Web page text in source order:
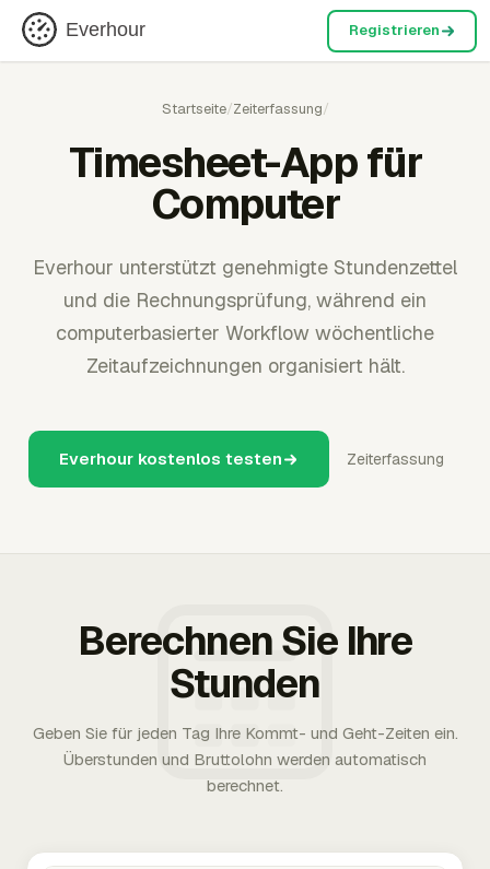
Everhour Registrieren
Startseite/Zeiterfassung/
Timesheet-App für
Computer
Everhour unterstützt genehmigte Stundenzettel
und die Rechnungsprüfung, während ein
computerbasierter Workflow wöchentliche
Zeitaufzeichnungen organisiert hält.
Everhour kostenlos testen Zeiterfassung
Berechnen Sie Ihre
Stunden
Geben Sie für jeden Tag Ihre Kommt- und Geht-Zeiten ein.
Überstunden und Bruttolohn werden automatisch
berechnet.